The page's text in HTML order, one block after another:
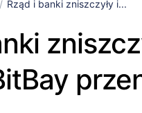
Rząd i banki zniszczyły i...